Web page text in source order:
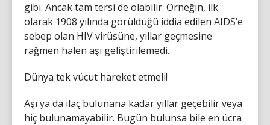
gibi. Ancak tam tersi de olabilir. Örneğin, ilk
olarak 1908 yılında görüldüğü iddia edilen AIDS’e
sebep olan HIV virüsüne, yıllar geçmesine
rağmen halen aşı geliştirilemedi.
Dünya tek vücut hareket etmeli!
Aşı ya da ilaç bulunana kadar yıllar geçebilir veya
hiç bulunamayabilir. Bugün bulunsa bile en ücra